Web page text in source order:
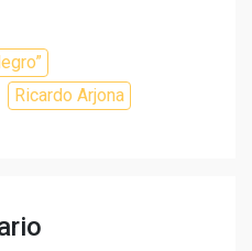
Ricardo Arjona